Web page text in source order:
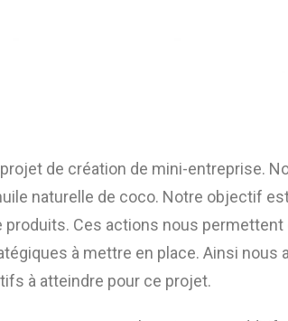
de création de mini-entreprise.
naturelle de coco. Notre objectif
Ces actions nous permettent
à mettre en place. Ainsi nous
à atteindre pour ce projet.